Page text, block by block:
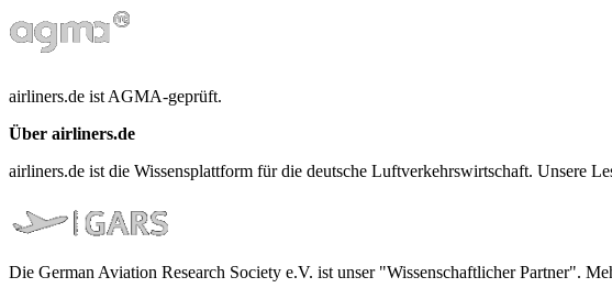
airliners.de ist AGMA-geprüft.
Über airliners.de
airliners.de ist die Wissensplattform für die deutsche Luftverkehrswirtschaft. Unsere
Die German Aviation Research Society e.V. ist unser "Wissenschaftlicher Partner".